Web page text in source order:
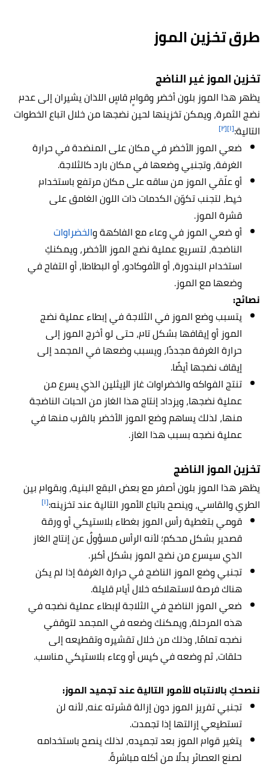
طرق تخزين الموز
تخزين الموز غير الناضج
يظهر هذا الموز بلون أخضر وقوامٍ قاسٍ اللذان يشيران إلى عدم
نضج الثمرة، ويمكن تخزينها لحين نضجها من خلال اتباع الخطوات
التالية:[١] [٢]
ضعي الموز الأخضر في مكان على المنضدة في حرارة
الغرفة، وتجنبي وضعها في مكان بارد كالثلاجة.
أو علّقي الموز من ساقه على مكان مرتفع باستخدام
خيط، لتجنب تكوّن الكدمات ذات اللون الغامق على
قشرة الموز.
أو ضعي الموز في وعاء مع الفاكهة والخضراوات
الناضجة، لتسريع عملية نضج الموز الأخضر، ويمكنكِ
استخدام البندورة، أو الأفوكادو، أو البطاطا، أو التفاح في
وضعها مع الموز.
نصائح:
يتسبب وضع الموز في الثلاجة في إبطاء عملية نضج
الموز أو إيقافها بشكل تام، حتى لو أخرج الموز إلى
حرارة الغرفة مجددًا، ويسبب وضعها في المجمد إلى
إيقاف نضجها أيضًا.
تنتج الفواكه والخضراوات غاز الإيثلين الذي يسرع من
عملية نضجها، ويزداد إنتاج هذا الغاز من الحبات الناضجة
منها، لذلك يساهم وضع الموز الأخضر بالقرب منها في
عملية نضجه بسبب هذا الغاز.
تخزين الموز الناضج
يظهر هذا الموز بلون أصفر مع بعض البقع البنية، وبقوام بين
الطري والقاسي، وينصح باتباع الأمور التالية عند تخزينه:[١]
قومي بتغطية رأس الموز بغطاء بلاستيكي أو ورقة
قصدير بشكل محكم؛ لأنه الرأس مسؤولٌ عن إنتاج الغاز
الذي سيسرع من نضج الموز بشكل أكبر.
تجنبي وضع الموز الناضج في حرارة الغرفة إذا لم يكن
هناك فرصة لاستهلاكه خلال أيام قليلة.
ضعي الموز الناضج في الثلاجة لإبطاء عملية نضجه في
هذه المرحلة، ويمكنك وضعه في المجمد لتوقفي
نضجه تمامًا، وذلك من خلال تقشيره وتقطيعه إلى
حلقات، ثم وضعه في كيس أو وعاء بلاستيكي مناسب.
ننصحكِ بالانتباه للأمور التالية عند تجميد الموز:
تجنبي تفريز الموز دون إزالة قشرته عنه، لأنه لن
تستطيعي إزالتها إذا تجمدت.
يتغير قوام الموز بعد تجميده، لذلك ينصح باستخدامه
لصنع العصائر بدلًا من أكله مباشرةً.